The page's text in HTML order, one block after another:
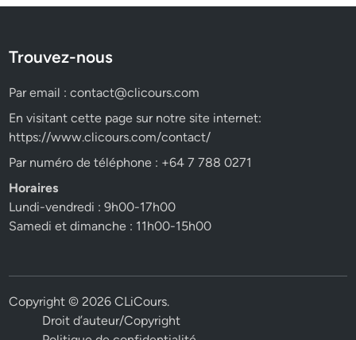
Trouvez-nous
Par email :contact@clicours.com
En visitant cette page sur notre site internet:
https://www.clicours.com/contact/
Par numéro de téléphone : +64 7 788 0271
Horaires
Lundi-vendredi : 9h00-17h00
Samedi et dimanche : 11h00-15h00
Copyright © 2026CLiCours.
Droit d’auteur/Copyright